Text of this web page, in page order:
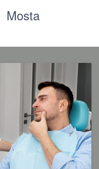
Mosta